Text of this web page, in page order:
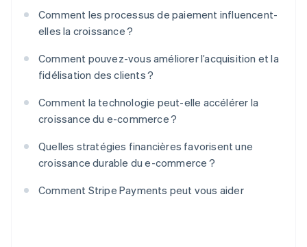
Comment les processus de paiement influencent-
elles la croissance ?
Comment pouvez-vous améliorer l’acquisition et la
fidélisation des clients ?
Comment la technologie peut-elle accélérer la
croissance du e-commerce ?
Quelles stratégies financières favorisent une
croissance durable du e-commerce ?
Comment Stripe Payments peut vous aider